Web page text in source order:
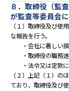
８．取締役（監
が監査等委員会
（１）取締役及び使
な報告を行う。
・会社に著しい損
・取締役の職務遂
・法令又は定款に
（２）上記（１）の
ており、取締役及び